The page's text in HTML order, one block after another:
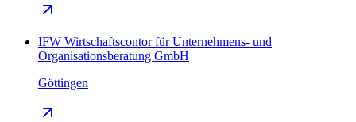
IFW Wirtschaftscontor für Unternehmens- und
Organisationsberatung GmbH
Göttingen